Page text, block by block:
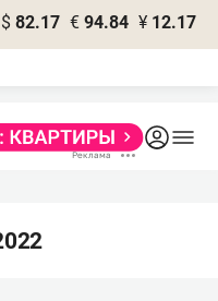
$ 82.17 € 94.84 ¥ 12.17